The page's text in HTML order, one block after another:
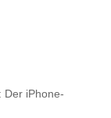
Der iPhone-